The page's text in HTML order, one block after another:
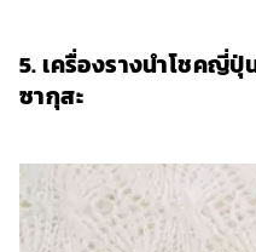
5. เครื่องรางนำโชคญี่ปุ่
ซากุสะ